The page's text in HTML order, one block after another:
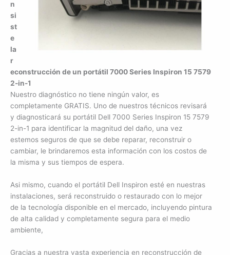
n
si
st
e
la
r
econstrucción de un portátil 7000 Series Inspiron 15 7579
2-in-1
Nuestro diagnóstico no tiene ningún valor, es
completamente GRATIS. Uno de nuestros técnicos revisará
y diagnosticará su portátil Dell 7000 Series Inspiron 15 7579
2-in-1 para identificar la magnitud del daño, una vez
estemos seguros de que se debe reparar, reconstruir o
cambiar, le brindaremos esta información con los costos de
la misma y sus tiempos de espera.
Asi mismo, cuando el portátil Dell Inspiron esté en nuestras
instalaciones, será reconstruido o restaurado con lo mejor
de la tecnología disponible en el mercado, incluyendo pintura
de alta calidad y completamente segura para el medio
ambiente,
Gracias a nuestra vasta experiencia en reconstrucción de